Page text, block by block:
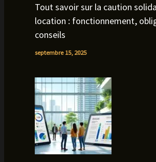
Tout savoir sur la caution
location : fonctionnement,
conseils
septembre 15, 2025